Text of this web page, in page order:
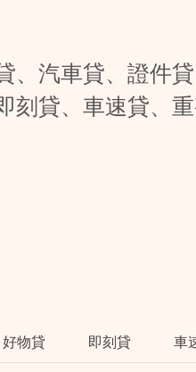
、汽車貸、證件
刻貸、車速貸、
好物貸 即刻貸 車